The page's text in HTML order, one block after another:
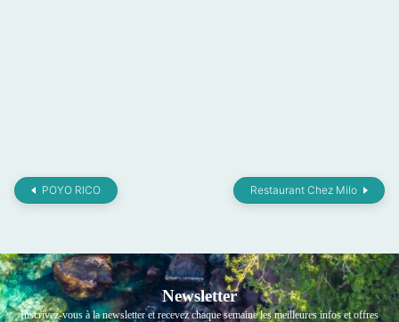
POYO RICO Restaurant Chez Milo
Newsletter
Inscrivez-vous à la newsletter et recevez chaque semaine les meilleures infos et offres